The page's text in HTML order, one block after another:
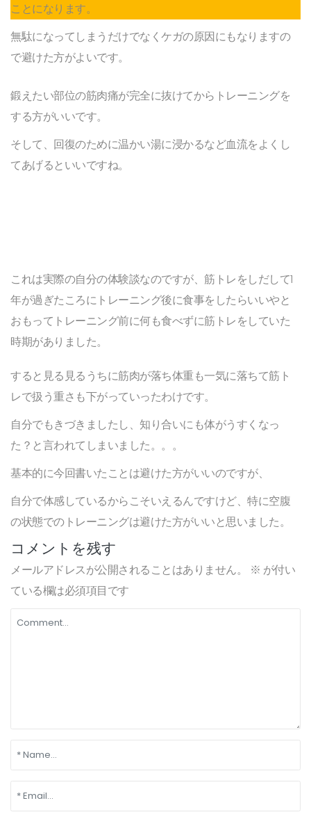
ことになります。
無駄になってしまうだけでなくケガの原因にもなりますの
で避けた方がよいです。
鍛えたい部位の筋肉痛が完全に抜けてからトレーニングを
する方がいいです。
そして、回復のために温かい湯に浸かるなど血流をよくし
てあげるといいですね。
これは実際の自分の体験談なのですが、筋トレをしだして1
年が過ぎたころにトレーニング後に食事をしたらいいやと
おもってトレーニング前に何も食べずに筋トレをしていた
時期がありました。
すると見る見るうちに筋肉が落ち体重も一気に落ちて筋ト
レで扱う重さも下がっていったわけです。
自分でもきづきましたし、知り合いにも体がうすくなっ
た？と言われてしまいました。。。
基本的に今回書いたことは避けた方がいいのですが、
自分で体感しているからこそいえるんですけど、特に空腹
の状態でのトレーニングは避けた方がいいと思いました。
コメントを残す
メールアドレスが公開されることはありません。 ※ が付い
ている欄は必須項目です